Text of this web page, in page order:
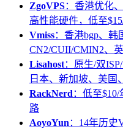
ZgoVPS：香港优化
高性能硬件，低至
Vmiss：香港bgp、韩
CN2/CUII/CMIN2、
Lisahost：原生/双
日本、新加坡、美国
RackNerd ：低至
路
AoyoYun ：14年历史